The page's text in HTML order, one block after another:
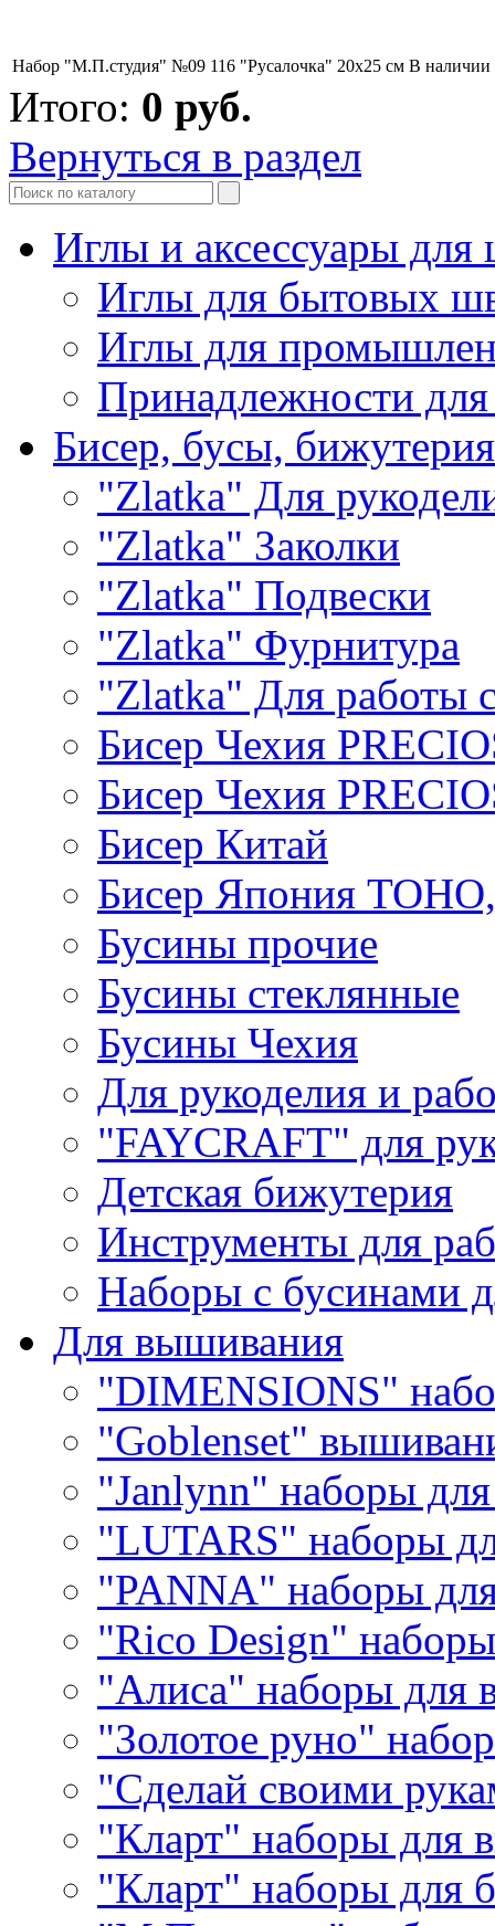
Набор "М.П.студия" №09 116 "Русалочка" 20х25 см В наличии
Итого: 0 руб.
Вернуться в раздел
Иглы и аксессуары
Иглы для бытовых
Иглы для
Принадлежности
Бисер, бусы, бижутерия
"Zlatka" Для
"Zlatka" Заколки
"Zlatka" Подвески
"Zlatka" Фурнитура
"Zlatka" Для работы
Бисер Чехия
Бисер Чехия
Бисер Китай
Бисер Япония
Бусины прочие
Бусины стеклянные
Бусины Чехия
Для рукоделия и
"FAYCRAFT" для
Детская бижутерия
Инструменты для
Наборы с бусинами
Для вышивания
"DIMENSIONS"
"Goblenset"
"Janlynn" наборы
"LUTARS" наборы
"PANNA" наборы
"Rico Design"
"Алиса" наборы для
"Золотое руно"
"Сделай своими
"Кларт" наборы для
"Кларт" наборы для